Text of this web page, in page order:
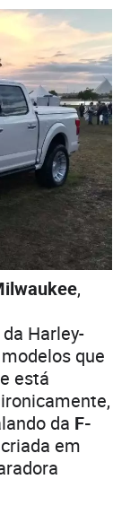
,
Harley-
que
está
da F-
em